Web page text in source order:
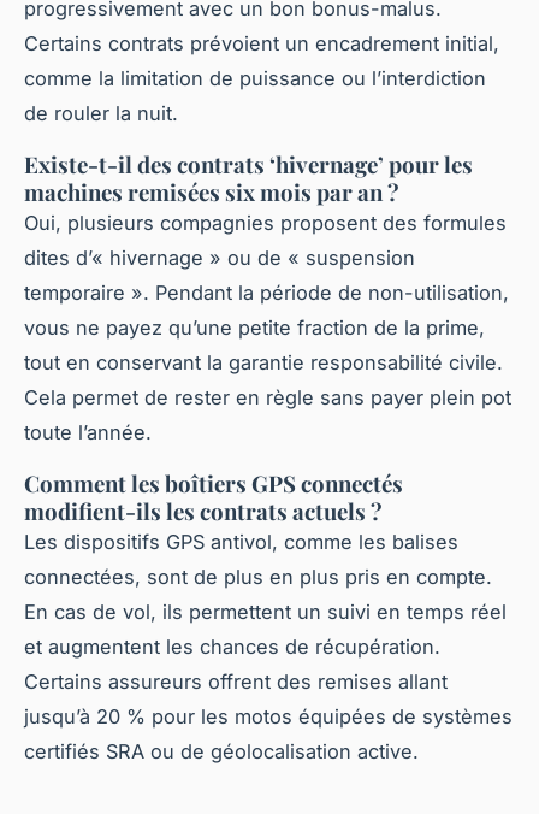
progressivement avec un bon bonus-malus.
Certains contrats prévoient un encadrement initial,
comme la limitation de puissance ou l’interdiction
de rouler la nuit.
Existe-t-il des contrats ‘hivernage’ pour les
machines remisées six mois par an ?
Oui, plusieurs compagnies proposent des formules
dites d’« hivernage » ou de « suspension
temporaire ». Pendant la période de non-utilisation,
vous ne payez qu’une petite fraction de la prime,
tout en conservant la garantie responsabilité civile.
Cela permet de rester en règle sans payer plein pot
toute l’année.
Comment les boîtiers GPS connectés
modifient-ils les contrats actuels ?
Les dispositifs GPS antivol, comme les balises
connectées, sont de plus en plus pris en compte.
En cas de vol, ils permettent un suivi en temps réel
et augmentent les chances de récupération.
Certains assureurs offrent des remises allant
jusqu’à 20 % pour les motos équipées de systèmes
certifiés SRA ou de géolocalisation active.